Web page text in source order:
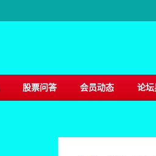
股票问答 会员动态 论坛